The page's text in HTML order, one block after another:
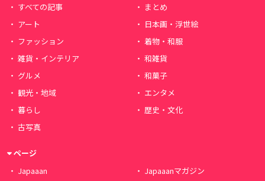
すべての記事
まとめ
アート
日本画・浮世絵
ファッション
着物・和服
雑貨・インテリア
和雑貨
グルメ
和菓子
観光・地域
エンタメ
暮らし
歴史・文化
古写真
ページ
Japaaan
Japaaanマガジン